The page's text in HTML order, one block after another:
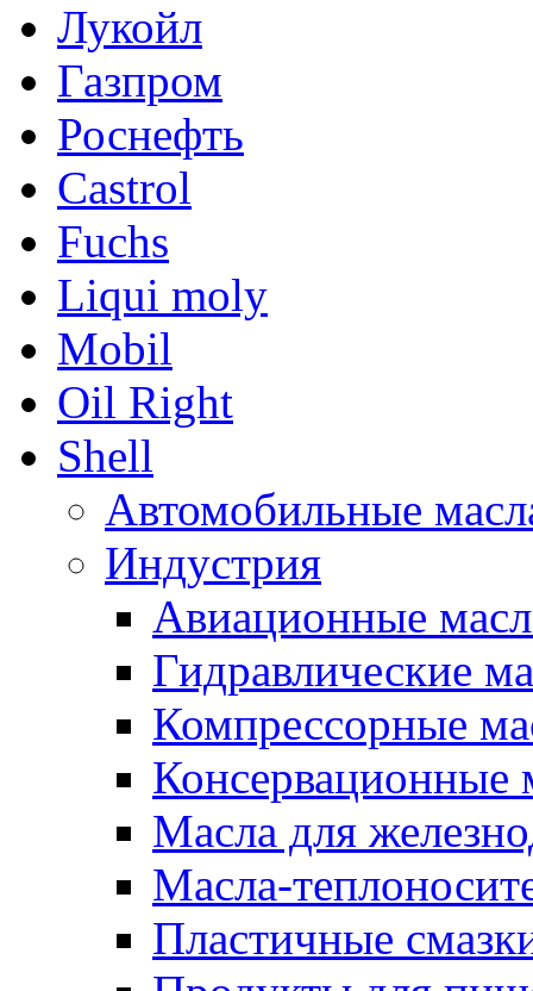
Лукойл
Газпром
Роснефть
Castrol
Fuchs
Liqui moly
Mobil
Oil Right
Shell
Автомобильные
Индустрия
Авиационные
Гидравлические
Компрессорные
Консервационные
Масла для
Масла-
Пластичные